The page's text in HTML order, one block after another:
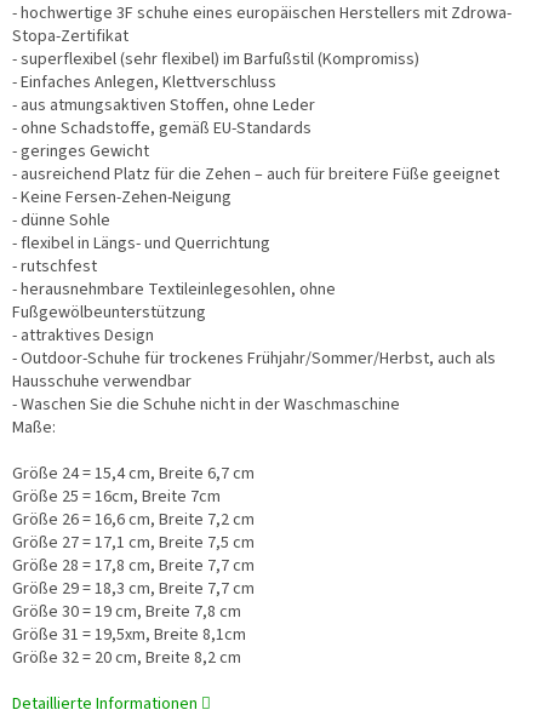
- hochwertige 3F schuhe eines europäischen Herstellers mit Zdrowa-
Stopa-Zertifikat
- superflexibel (sehr flexibel) im Barfußstil (Kompromiss)
- Einfaches Anlegen, Klettverschluss
- aus atmungsaktiven Stoffen, ohne Leder
- ohne Schadstoffe, gemäß EU-Standards
- geringes Gewicht
- ausreichend Platz für die Zehen – auch für breitere Füße geeignet
- Keine Fersen-Zehen-Neigung
- dünne Sohle
- flexibel in Längs- und Querrichtung
- rutschfest
- herausnehmbare Textileinlegesohlen, ohne
Fußgewölbeunterstützung
- attraktives Design
- Outdoor-Schuhe für trockenes Frühjahr/Sommer/Herbst, auch als
Hausschuhe verwendbar
- Waschen Sie die Schuhe nicht in der Waschmaschine
Maße:
Größe 24 = 15,4 cm, Breite 6,7 cm
Größe 25 = 16cm, Breite 7cm
Größe 26 = 16,6 cm, Breite 7,2 cm
Größe 27 = 17,1 cm, Breite 7,5 cm
Größe 28 = 17,8 cm, Breite 7,7 cm
Größe 29 = 18,3 cm, Breite 7,7 cm
Größe 30 = 19 cm, Breite 7,8 cm
Größe 31 = 19,5xm, Breite 8,1cm
Größe 32 = 20 cm, Breite 8,2 cm
Detaillierte Informationen